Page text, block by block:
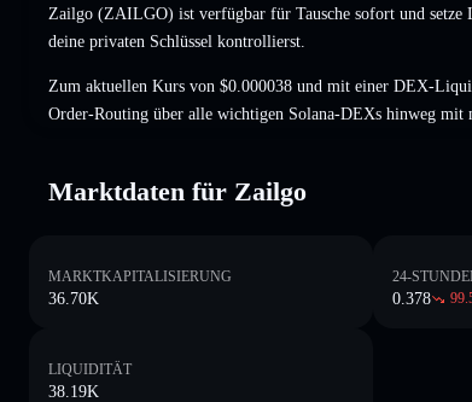
Zailgo (ZAILGO) ist verfügbar für Tausche sofort und setze
deine privaten Schlüssel kontrollierst.
Zum aktuellen Kurs von $0.000038 und mit einer DEX-
Order-Routing über alle wichtigen Solana-DEXs hinweg mit
Marktdaten für Zailgo
MARKTKAPITALISIERUNG
36.70K
24-
0.378
LIQUIDITÄT
38.19K